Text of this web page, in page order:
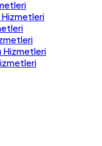
Hizmetleri
Hizmetleri